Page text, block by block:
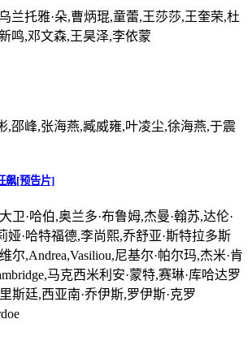
兰托雅·朵,曹炳琨,童蕾,王莎莎,王奎荣,杜
鸣,邓文森,王昊泽,李依蒙
,邵峰,张海燕,臧威雍,叶凌尘,徐海燕,于震
飙[预告片]
卫·哈伯,奥兰多·布鲁姆,杰曼·翰苏,达伦·
娅·哈特福德,李尚熙,乔舒亚·斯特拉多斯
尔,Andrea,Vasiliou,尼基尔·帕尔玛,杰米·肯
马克西米利安·蒙特,赛琳·库哈达罗
斯廷,西亚南·乔伊斯,罗伊斯·克罗